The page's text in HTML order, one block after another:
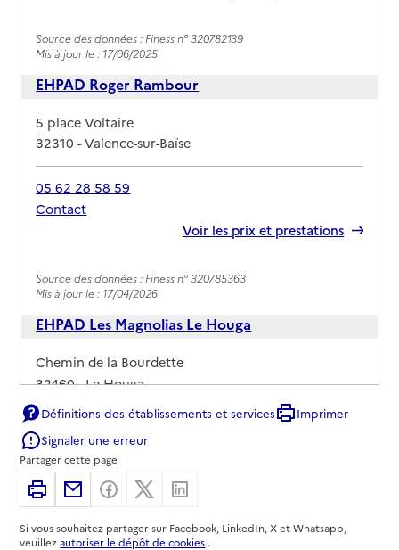
Source des données : Finess n° 320782139
Mis à jour le : 17/06/2025
EHPAD Roger Rambour
Adresse
5 place Voltaire
32310-Valence-sur-Baïse
05 62 28 58 59
Contact
Voir les prix et prestations
Source des données : Finess n° 320785363
Mis à jour le : 17/04/2026
EHPAD Les Magnolias Le Houga
Adresse
Chemin de la Bourdette
32460-Le Houga
Contact
Rapport HAS
Mis à jour le : 08/09/2024
Définitions des établissements et services
Imprimer
Signaler une erreur
Partager cette page
ImprimerPartager par email
Partager sur Facebook
Partager sur X
Si vous souhaitez partager sur Facebook, LinkedIn, X et Whatsapp,
veuillezautoriser le dépôt de cookies .